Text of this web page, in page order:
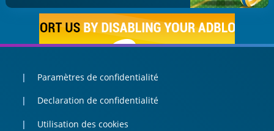
Paramètres de confidentialité
Declaration de confidentialité
Utilisation des cookies